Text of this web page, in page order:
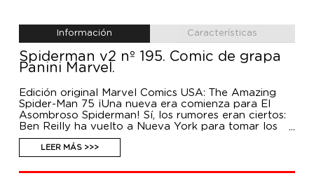
Información Características
Spiderman v2 nº 195. Comic de grapa
Panini Marvel.
Edición original Marvel Comics USA: The Amazing
Spider-Man 75 ¡Una nueva era comienza para El
Asombroso Spiderman! Sí, los rumores eran ciertos:
Ben Reilly ha vuelto a Nueva York para tomar los
lanzarredes del Hombre Araña. ¿Qué significa la
nueva situación para Peter Parker? Un formidable
equipo creativo te trae la historia que sacudirá el
mundo arácnido.
LEER MÁS >>>